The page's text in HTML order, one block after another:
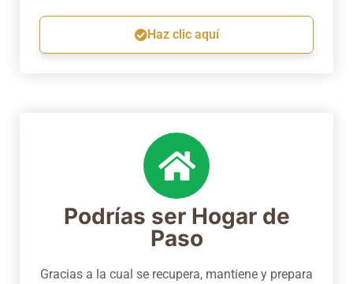
Haz clic aquí
Podrías ser Hogar de
Paso
Gracias a la cual se recupera, mantiene y prepara